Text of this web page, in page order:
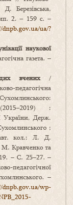
Березівська,
2. – 159 с. –
ua/?
наукової
газета. –
вчених/
педагогічна
:
Держ.
;
кол.: Л. Д.
М. Кравченко та
– С. 25–27. –
–
dnpb.gov.ua/wp-